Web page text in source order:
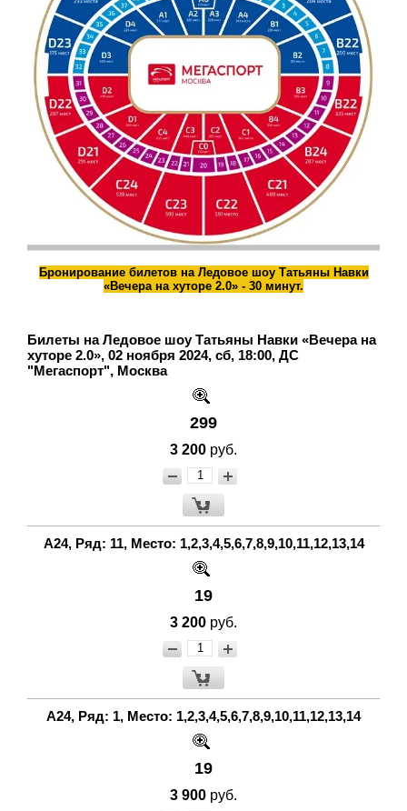
Бронирование билетов на Ледовое шоу Татьяны Навки
«Вечера на хуторе 2.0» - 30 минут.
Билеты на Ледовое шоу Татьяны Навки «Вечера на
хуторе 2.0», 02 ноября 2024, сб, 18:00, ДС
"Мегаспорт", Москва
299
3 200 руб.
А24, Ряд: 11, Место: 1,2,3,4,5,6,7,8,9,10,11,12,13,14
19
3 200 руб.
А24, Ряд: 1, Место: 1,2,3,4,5,6,7,8,9,10,11,12,13,14
19
3 900 руб.